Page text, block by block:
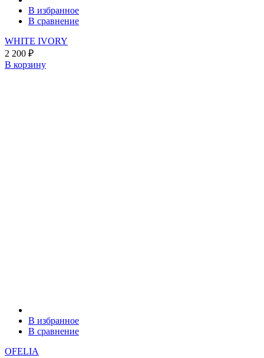
В избранное
В сравнение
WHITE IVORY
2 200 ₽
В корзину
В избранное
В сравнение
OFELIA